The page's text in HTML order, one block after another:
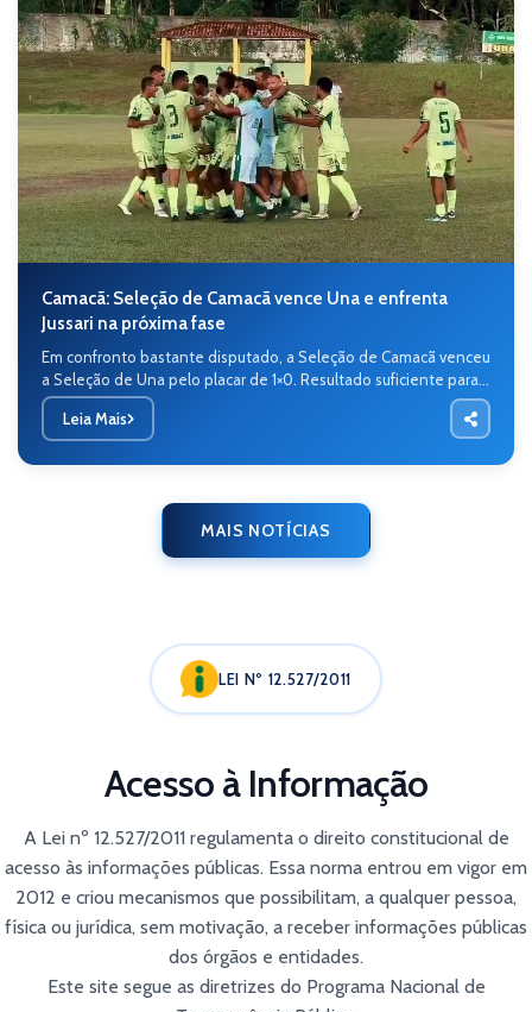
Camacã: Seleção de Camacã vence Una e enfrenta
Jussari na próxima fase
Em confronto bastante disputado, a Seleção de Camacã venceu
a Seleção de Una pelo placar de 1×0. Resultado suficiente para...
Leia Mais
MAIS NOTÍCIAS
LEI Nº 12.527/2011
Acesso à Informação
A Lei nº 12.527/2011 regulamenta o direito constitucional de
acesso às informações públicas. Essa norma entrou em vigor em
2012 e criou mecanismos que possibilitam, a qualquer pessoa,
física ou jurídica, sem motivação, a receber informações públicas
dos órgãos e entidades.
Este site segue as diretrizes do Programa Nacional de